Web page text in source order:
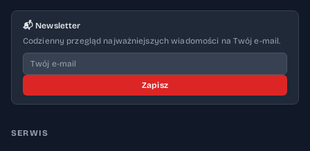
📬 Newsletter
Codzienny przegląd najważniejszych wiadomości na Twój e-mail.
Zapisz
SERWIS